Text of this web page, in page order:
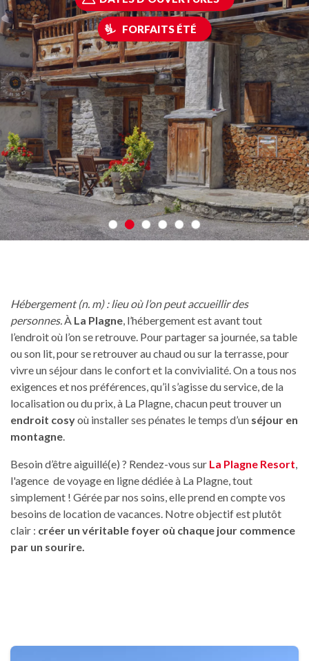
FORFAITS ÉTÉ
Hébergement (n. m) : lieu où l’on peut accueillir des
personnes.À La Plagne, l’hébergement est avant tout
l’endroit où l’on se retrouve. Pour partager sa journée, sa table
ou son lit, pour se retrouver au chaud ou sur la terrasse, pour
vivre un séjour dans le confort et la convivialité. On a tous nos
exigences et nos préférences, qu’il s’agisse du service, de la
localisation ou du prix, à La Plagne, chacun peut trouver un
endroit cosyoù installer ses pénates le temps d’un séjour en
montagne.
Besoin d’être aiguillé(e) ? Rendez-vous sur La Plagne Resort,
l'agence de voyage en ligne dédiée à La Plagne, tout
simplement ! Gérée par nos soins, elle prend en compte vos
besoins de location de vacances. Notre objectif est plutôt
clair : créer un véritable foyer où chaque jour commence
par un sourire.